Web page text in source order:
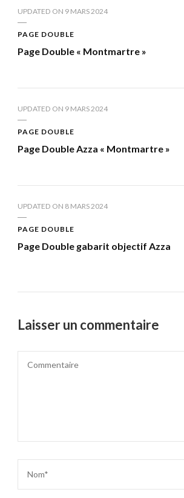
UPDATED ON 9 MARS 2024
PAGE DOUBLE
Page Double « Montmartre »
UPDATED ON 9 MARS 2024
PAGE DOUBLE
Page Double Azza « Montmartre »
UPDATED ON 8 MARS 2024
PAGE DOUBLE
Page Double gabarit objectif Azza
Laisser un commentaire